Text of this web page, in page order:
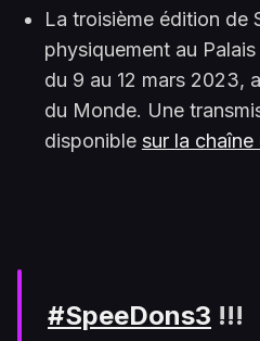
La troisième édition de
physiquement au
du 9 au 12 mars 2023,
du Monde. Une
disponible sur la
#SpeeDons3 !!!